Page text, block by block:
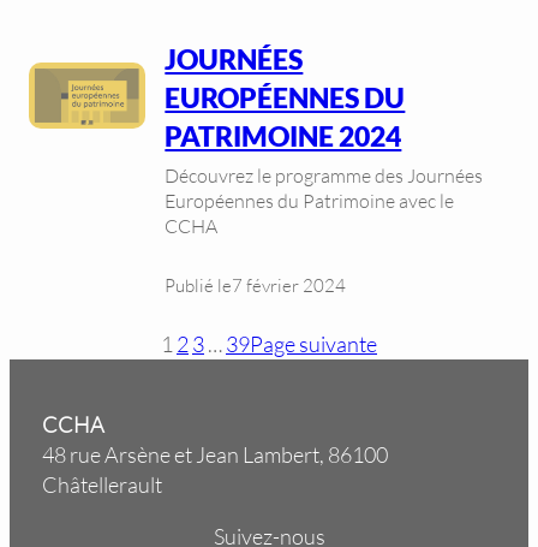
JOURNÉES
EUROPÉENNES DU
PATRIMOINE 2024
Découvrez le programme des Journées
Européennes du Patrimoine avec le
CCHA
Publié le7 février 2024
1 2 3…39Page suivante
CCHA
48 rue Arsène et Jean Lambert, 86100
Châtellerault
Suivez-nous